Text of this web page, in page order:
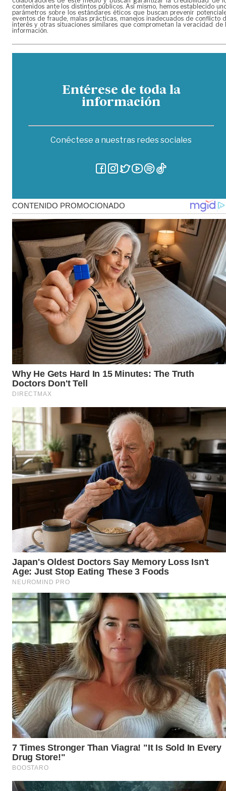
contenidos ante los distintos públicos. Así mismo, hemos establecido
parámetros sobre los estándares éticos que buscan prevenir
eventos de fraude, malas prácticas, manejos inadecuados de conflicto
interés y otras situaciones similares que comprometan la veracidad de
información.
Entérese de toda la
información
Conéctese a nuestras redes sociales